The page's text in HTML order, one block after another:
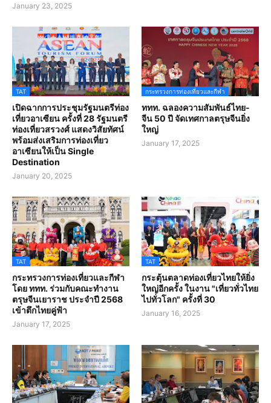
January 23, 2025
TAT
เปิดฉากการประชุมรัฐมนตรีท่อง
เที่ยวอาเซียน ครั้งที่ 28 รัฐมนตรี
ท่องเที่ยวสรวงศ์ แสดงวิสัยทัศน์
พร้อมส่งเสริมการท่องเที่ยว
อาเซียนให้เป็น Single
Destination
January 20, 2025
กระทรวงการท่องเที่ยวและกีฬา
ททท. ฉลองความสัมพันธ์ไทย-
จีน 50 ปี จัดเทศกาลตรุษจีนยิ่ง
ใหญ่
January 17, 2025
TAT
กระทรวงการท่องเที่ยวและกีฬา
โดย ททท. ร่วมกับคณะทำงาน
ตรุษจีนเยาราช ประจำปี 2568
เข้าตึกไทยคู่ฟ้า
January 17, 2025
TAT
กระตุ้นตลาดท่องเที่ยวไทยให้ยิ่ง
ใหญ่อีกครั้ง ในงาน "เที่ยวทั่วไทย
ไปทั่วโลก" ครั้งที่ 30
January 16, 2025